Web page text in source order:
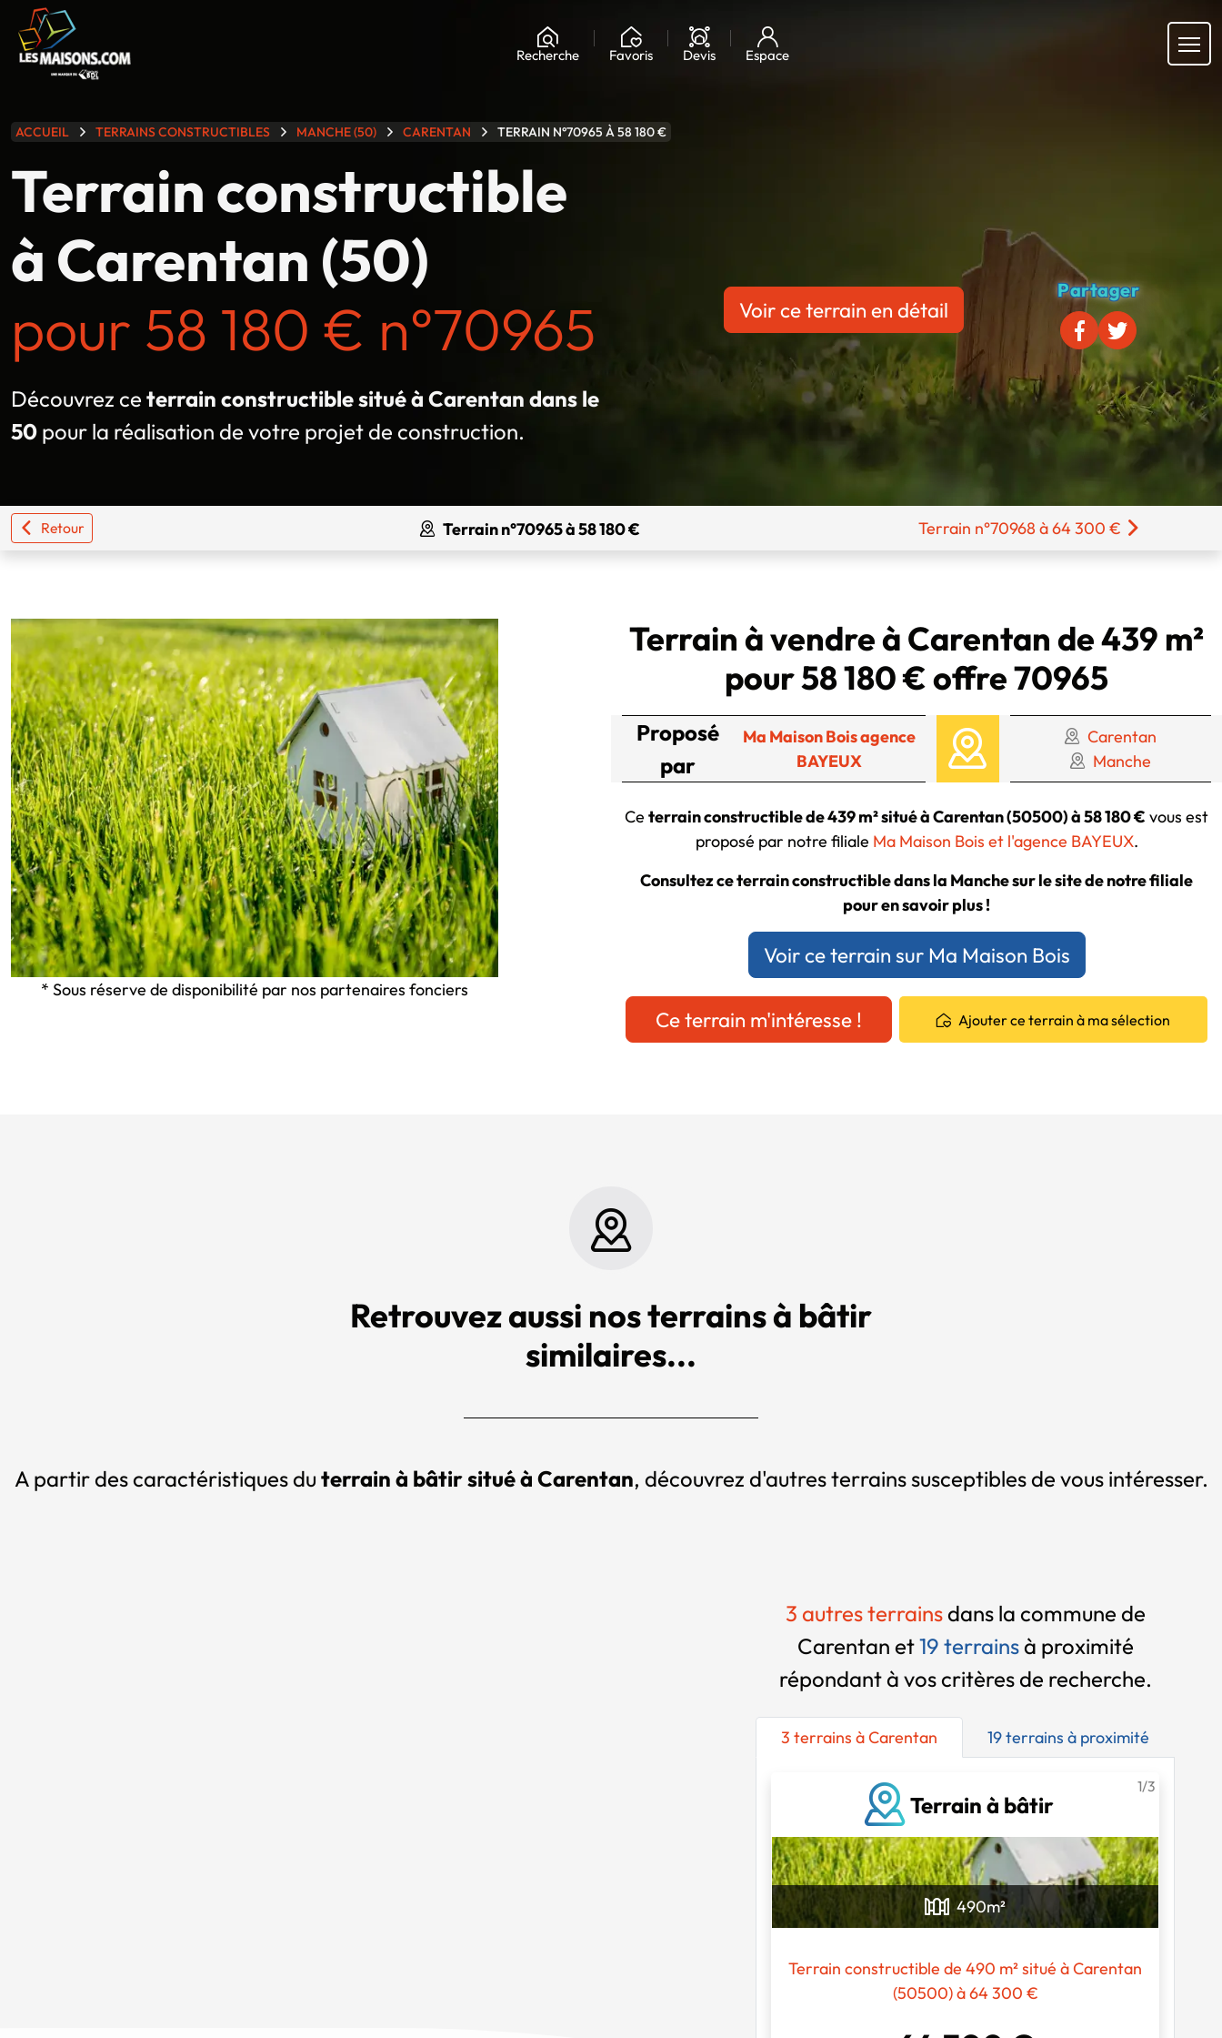
RechercheChargement...
Favoris Devis Espace
gamme
ACCUEIL TERRAINS CONSTRUCTIBLES MANCHE (50) CARENTAN TERRAIN N°70965 À 58 180 €
Terrain constructible
à Carentan (50)
pour 58 180 € n°70965
Découvrez ce terrain constructible situé à Carentan dans le
50 pour la réalisation de votre projet de construction.
Voir ce terrain en détail
Partager
Retour Terrain n°70965 à 58 180 € Terrain n°70968 à 64 300 €
Terrain à vendre à Carentan de 439 m²
pour 58 180 € offre 70965
Proposé
par
Ma Maison Bois agence
BAYEUX
Carentan
Manche
Ce terrain constructible de 439 m² situé à Carentan (50500) à 58 180 € vous est
proposé par notre filiale Ma Maison Bois et l'agence BAYEUX.
Consultez ce terrain constructible dans la Manche sur le site de notre filiale
pour en savoir plus !
Voir ce terrain sur Ma Maison Bois
Ce terrain m'intéresse ! Ajouter ce terrain à ma sélection
* Sous réserve de disponibilité par nos partenaires fonciers
Retrouvez aussi nos terrains à bâtir
similaires...
A partir des caractéristiques du terrain à bâtir situé à Carentan, découvrez d'autres terrains susceptibles de vous intéresser.
3 autres terrainsdans la commune de
Carentan et19 terrainsà proximité
répondant à vos critères de recherche.
3 terrains à Carentan 19 terrains à proximité
Terrain à bâtir
1/3
490m²
Terrain constructible de 490 m² situé à Carentan
(50500) à 64 300 €